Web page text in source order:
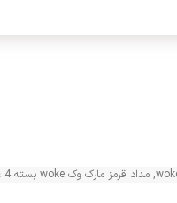
, مداد قرمز مارک وک woke بسته 4 عددی